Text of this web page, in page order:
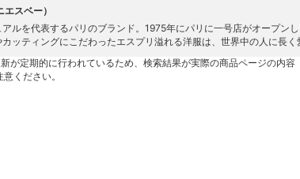
スベー）
ルを代表するパリのブランド。1975年にパリに一号店がオープン
ッティングにこだわったエスプリ溢れる洋服は、世界中の人に長く
が定期的に行われているため、検索結果が実際の商品ページの内
ください。